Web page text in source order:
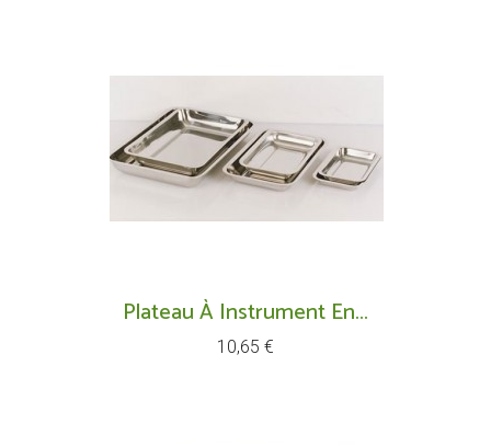
Plateau À Instrument En...
Prix
10,65 €